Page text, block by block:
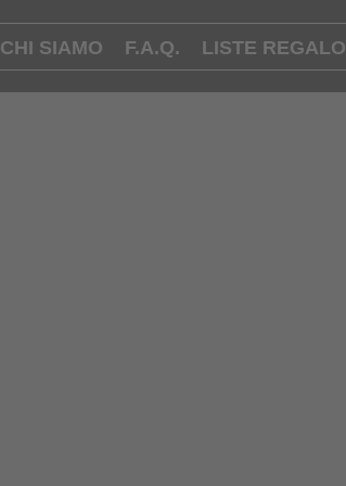
CHI SIAMO F.A.Q. LISTE REGALO